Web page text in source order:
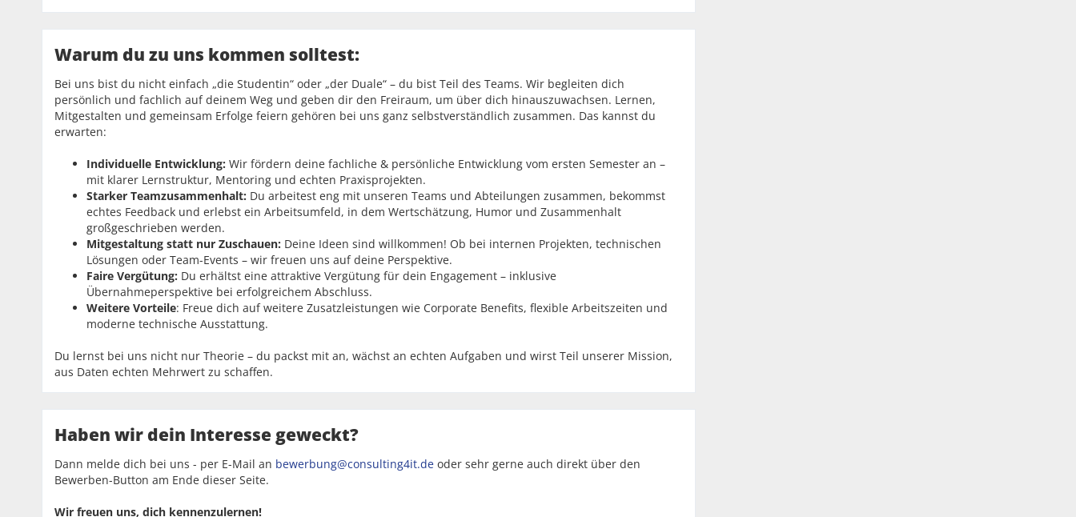
Warum du zu uns kommen solltest:
Bei uns bist du nicht einfach „die Studentin“ oder „der Duale“ – du bist Teil des Teams. Wir begleiten dich
persönlich und fachlich auf deinem Weg und geben dir den Freiraum, um über dich hinauszuwachsen. Lernen,
Mitgestalten und gemeinsam Erfolge feiern gehören bei uns ganz selbstverständlich zusammen. Das kannst du
erwarten:
Individuelle Entwicklung: Wir fördern deine fachliche & persönliche Entwicklung vom ersten Semester an –
mit klarer Lernstruktur, Mentoring und echten Praxisprojekten.
Starker Teamzusammenhalt: Du arbeitest eng mit unseren Teams und Abteilungen zusammen, bekommst
echtes Feedback und erlebst ein Arbeitsumfeld, in dem Wertschätzung, Humor und Zusammenhalt
großgeschrieben werden.
Mitgestaltung statt nur Zuschauen: Deine Ideen sind willkommen! Ob bei internen Projekten, technischen
Lösungen oder Team-Events – wir freuen uns auf deine Perspektive.
Faire Vergütung: Du erhältst eine attraktive Vergütung für dein Engagement – inklusive
Übernahmeperspektive bei erfolgreichem Abschluss.
Weitere Vorteile: Freue dich auf weitere Zusatzleistungen wie Corporate Benefits, flexible Arbeitszeiten und
moderne technische Ausstattung.
Du lernst bei uns nicht nur Theorie – du packst mit an, wächst an echten Aufgaben und wirst Teil unserer Mission,
aus Daten echten Mehrwert zu schaffen.
Haben wir dein Interesse geweckt?
Dann melde dich bei uns - per E-Mail an bewerbung@consulting4it.de oder sehr gerne auch direkt über den
Bewerben-Button am Ende dieser Seite.
Wir freuen uns, dich kennenzulernen!